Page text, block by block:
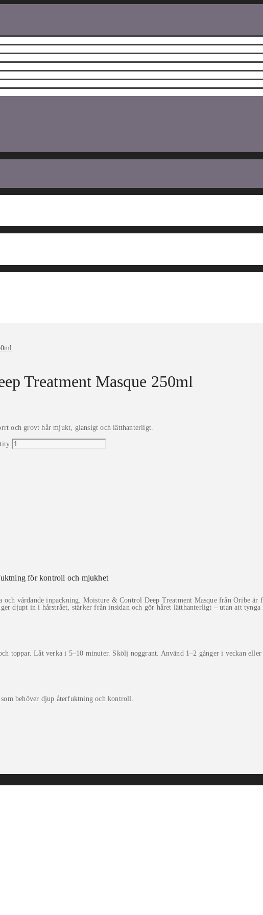
Treatment Masque 250ml
och grovt hår mjukt, glansigt och lätthanterligt.
för kontroll och mjukhet
vårdande inpackning. Moisture & Control Deep Treatment Masque från Oribe är
djupt in i hårstrået, stärker från insidan och gör håret lätthanterligt – utan att tynga
toppar. Låt verka i 5–10 minuter. Skölj noggrant. Använd 1–2 gånger i veckan eller
behöver djup återfuktning och kontroll.